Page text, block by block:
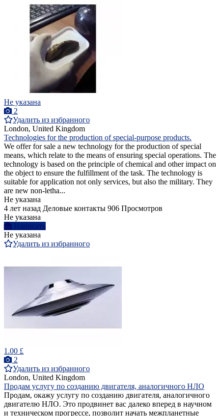
Не указана
2
Удалить из избранного
London, United Kingdom
Technologies for the production of special-purpose products.
We offer for sale a new technology for the production of special
means, which relate to the means of ensuring special operations. The
technology is based on the principle of chemical and other impact on
the object to ensure the fulfillment of the task. The technology is
suitable for application not only services, but also the military. They
are new non-letha...
Не указана
4 лет назад Деловые контакты 906 Просмотров
Не указана
Написать
Не указана
Удалить из избранного
1.00 £
2
Удалить из избранного
London, United Kingdom
Продам услугу по созданию двигателя, аналогичного НЛО
Продам, окажу услугу по созданию двигателя, аналогичного
двигателю НЛО. Это продвинет вас далеко вперед в научном
и техническом прогрессе, позволит начать межпланетные